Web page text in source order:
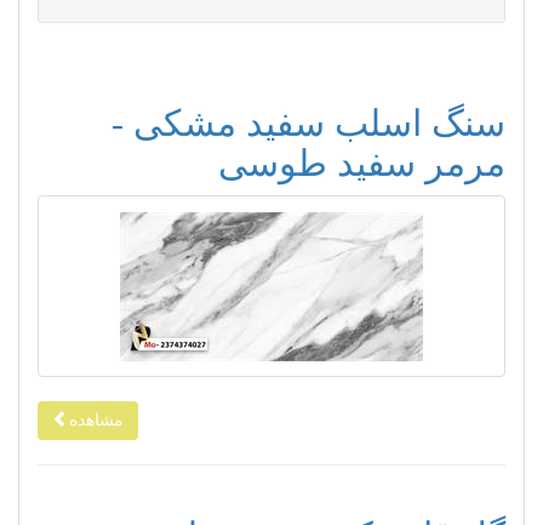
سنگ اسلب سفید مشکی -
مرمر سفید طوسی
مشاهده